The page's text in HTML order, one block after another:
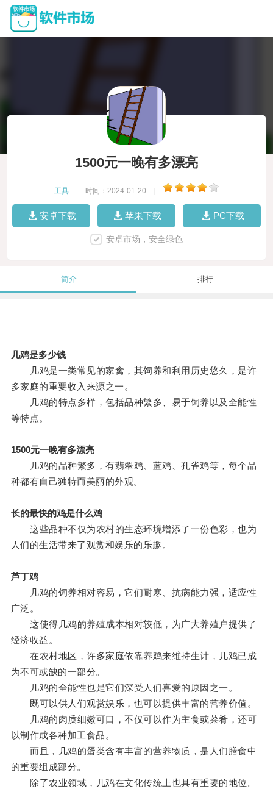
1500元一晚有多漂亮
工具 时间：2024-01-20
安卓下载 苹果下载 PC下载
安卓市场，安全绿色
简介 排行
几鸡是多少钱
几鸡是一类常见的家禽，其饲养和利用历史悠久，是许
多家庭的重要收入来源之一。
几鸡的特点多样，包括品种繁多、易于饲养以及全能性
等特点。
1500元一晚有多漂亮
几鸡的品种繁多，有翡翠鸡、蓝鸡、孔雀鸡等，每个品
种都有自己独特而美丽的外观。
长的最快的鸡是什么鸡
这些品种不仅为农村的生态环境增添了一份色彩，也为
人们的生活带来了观赏和娱乐的乐趣。
芦丁鸡
几鸡的饲养相对容易，它们耐寒、抗病能力强，适应性
广泛。
这使得几鸡的养殖成本相对较低，为广大养殖户提供了
经济收益。
在农村地区，许多家庭依靠养鸡来维持生计，几鸡已成
为不可或缺的一部分。
几鸡的全能性也是它们深受人们喜爱的原因之一。
既可以供人们观赏娱乐，也可以提供丰富的营养价值。
几鸡的肉质细嫩可口，不仅可以作为主食或菜肴，还可
以制作成各种加工食品。
而且，几鸡的蛋类含有丰富的营养物质，是人们膳食中
的重要组成部分。
除了农业领域，几鸡在文化传统上也具有重要的地位。